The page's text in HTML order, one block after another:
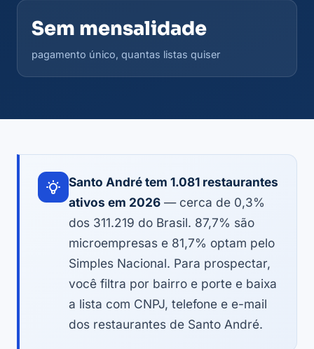
Sem mensalidade
pagamento único, quantas listas quiser
Santo André tem 1.081 restaurantes
ativos em 2026 — cerca de 0,3%
dos 311.219 do Brasil. 87,7% são
microempresas e 81,7% optam pelo
Simples Nacional. Para prospectar,
você filtra por bairro e porte e baixa
a lista com CNPJ, telefone e e-mail
dos restaurantes de Santo André.